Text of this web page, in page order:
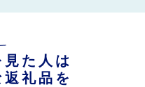
た人は
礼品を